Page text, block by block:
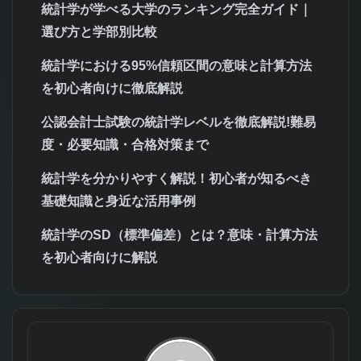
統計学が学べる大学のランキング完全ガイド｜
選び方と学部別比較
統計学における95%信頼区間の意味と計算方法
を初心者向けに徹底解説
公認会計士試験の統計学レベルを徹底解説!難易
度・必要知識・合格対策まで
統計学を分かりやすく解説！初心者が知るべき
基礎知識と身近な活用事例
統計学のSD（標準偏差）とは？意味・計算方法
を初心者向けに解説